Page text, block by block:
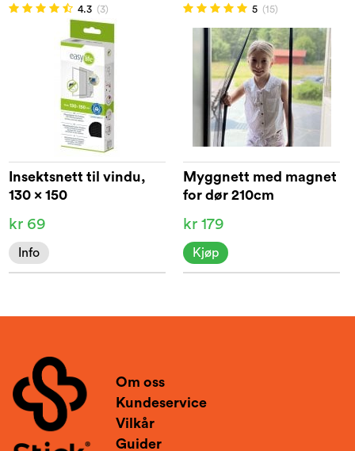
4.3 (3)
Insektsnett til vindu,
130 x 150
kr 69
Info
5 (15)
Myggnett med magnet
for dør 210cm
kr 179
Kjøp
Om oss
Kundeservice
Vilkår
Guider